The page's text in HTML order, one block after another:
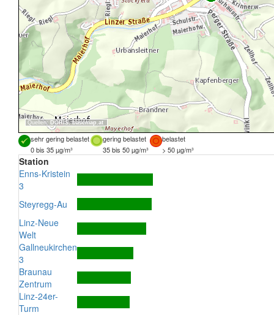
Quellen: DORIS,basemap.at
sehr gering belastet gering belastet
belastet
0 bis 35 µg/m³
35 bis 50 µg/m³ > 50 µg/m³
Station
Enns-Kristein
3
Steyregg-Au
Linz-Neue
Welt
Gallneukirchen
3
Braunau
Zentrum
Linz-24er-
Turm